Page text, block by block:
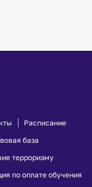
Расписание
база
терроризму
по оплате обучения